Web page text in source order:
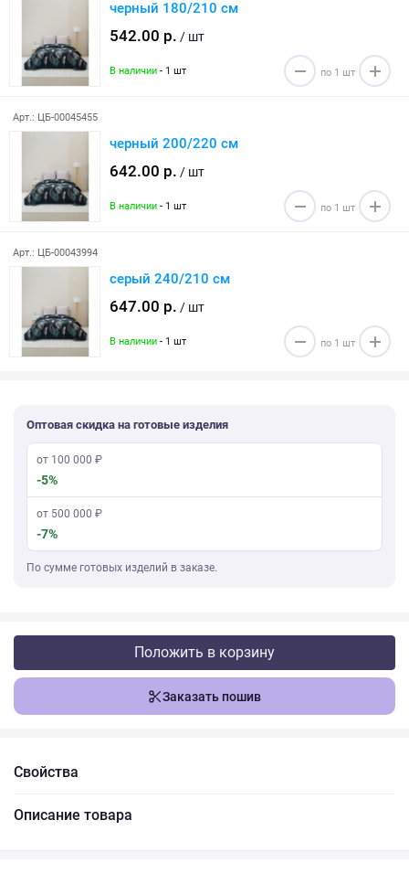
черный 180/210 см
542.00 р. / шт
В наличии - 1 шт
Арт.: ЦБ-00045455
черный 200/220 см
642.00 р. / шт
В наличии - 1 шт
Арт.: ЦБ-00043994
серый 240/210 см
647.00 р. / шт
В наличии - 1 шт
Оптовая скидка на готовые изделия
от 100 000 ₽
-5%
от 500 000 ₽
-7%
По сумме готовых изделий в заказе.
Положить в корзину
Заказать пошив
Свойства
Описание товара